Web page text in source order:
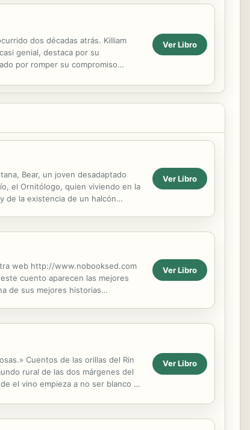
dos décadas atrás. Killiam
genial, destaca por su
por romper su compromiso
Ver Libro
Bear, un joven desadaptado
el Ornitólogo, quien viviendo en la
de la existencia de un halcón
Ver Libro
web http://www.nobooksed.com
cuento aparecen las mejores
de sus mejores historias
Ver Libro
Cuentos de las orillas del Rin
rural de las dos márgenes del
el vino empieza a no ser blanco y
Ver Libro